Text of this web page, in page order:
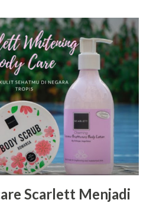
Scarlett Menjadi